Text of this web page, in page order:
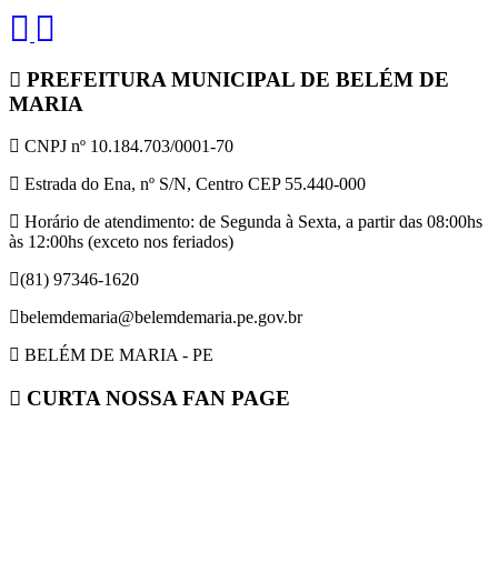
PREFEITURA MUNICIPAL DE BELÉM DE
MARIA
CNPJ nº 10.184.703/0001-70
Estrada do Ena, nº S/N, Centro CEP 55.440-000
Horário de atendimento: de Segunda à Sexta, a partir das 08:00hs
às 12:00hs (exceto nos feriados)
(81) 97346-1620
belemdemaria@belemdemaria.pe.gov.br
BELÉM DE MARIA - PE
CURTA NOSSA FAN PAGE